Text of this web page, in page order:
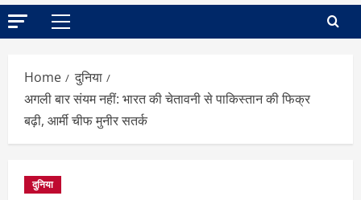
Home
दुनिया
अगली बार संयम नहीं: भारत की चेतावनी से पाकिस्तान की फिक्र
बढ़ी, आर्मी चीफ मुनीर सतर्क
दुनिया